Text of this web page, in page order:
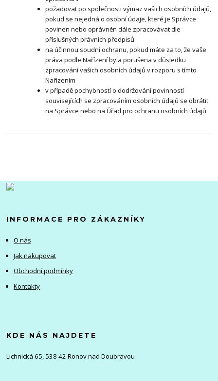
požadovat po společnosti výmaz vašich osobních údajů,
pokud se nejedná o osobní údaje, které je Správce
povinen nebo oprávněn dále zpracovávat dle
příslušných právních předpisů
na účinnou soudní ochranu, pokud máte za to, že vaše
práva podle Nařízení byla porušena v důsledku
zpracování vašich osobních údajů v rozporu s tímto
Nařízením
v případě pochybností o dodržování povinností
souvisejících se zpracováním osobních údajů se obrátit
na Správce nebo na Úřad pro ochranu osobních údajů
INFORMACE PRO ZÁKAZNÍKY
O nás
Jak nakupovat
Obchodní podmínky
Kontakty
KDE NÁS NAJDETE
Lichnická 65, 538 42 Ronov nad Doubravou